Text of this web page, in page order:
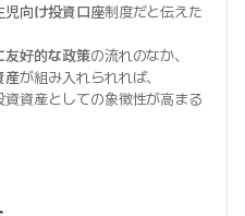
児向け投資口座制度だと伝えた
友好的な政策の流れのなか、
産が組み入れられれば、
資資産としての象徴性が高まる